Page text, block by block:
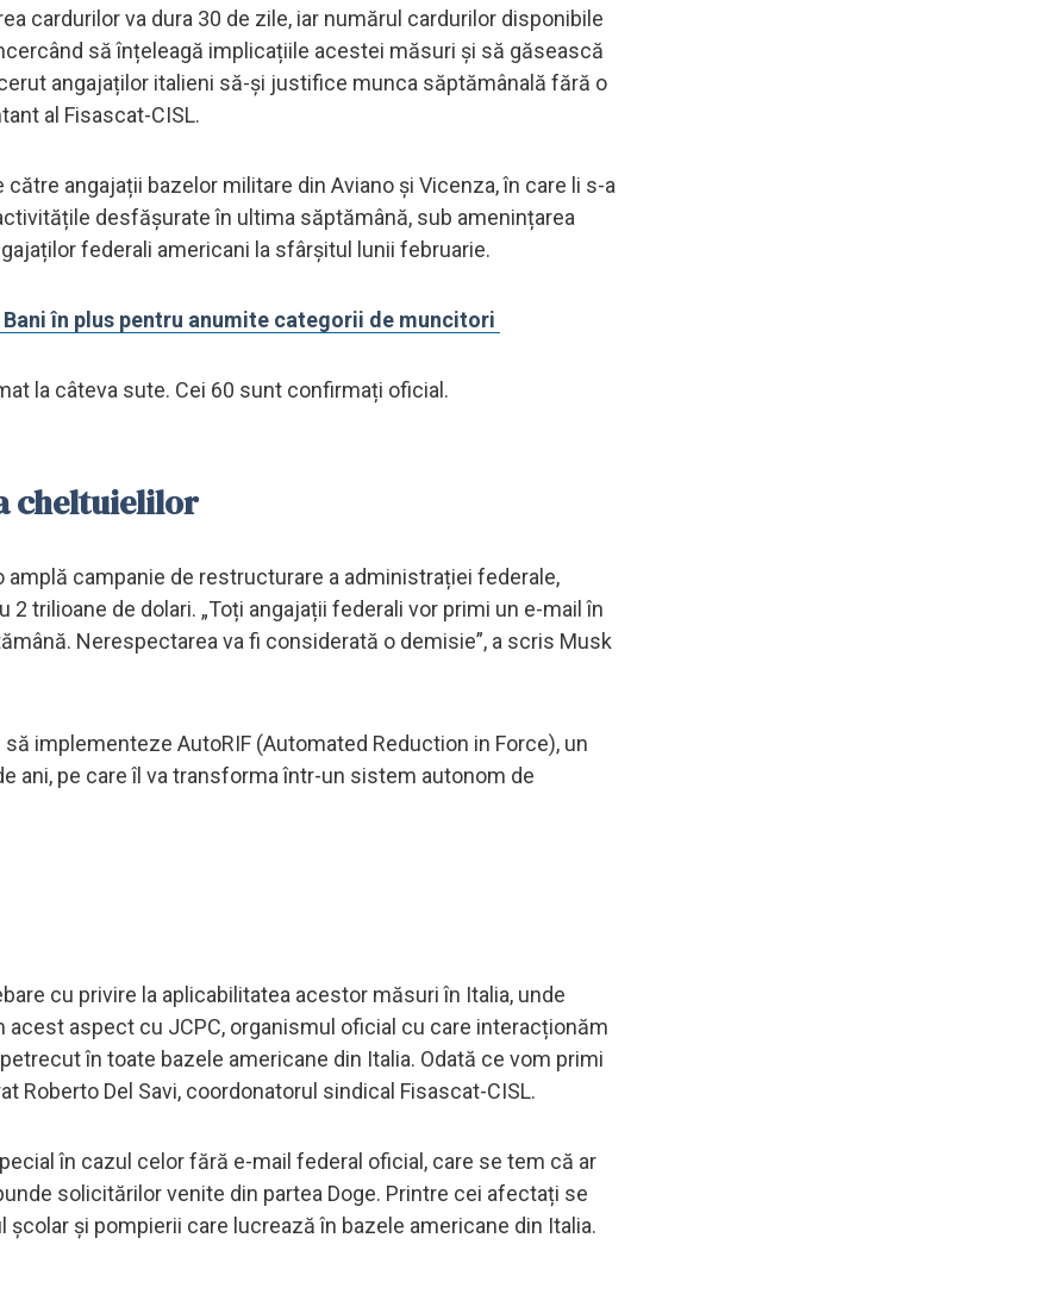
cardurilor va dura 30 de zile, iar numărul cardurilor disponibile
să înțeleagă implicațiile acestei măsuri și să găsească
angajaților italieni să-și justifice munca săptămânală fără o
al Fisascat-CISL.
angajații bazelor militare din Aviano și Vicenza, în care li s-a
desfășurate în ultima săptămână, sub amenințarea
federali americani la sfârșitul lunii februarie.
în plus pentru anumite categorii de muncitori
la câteva sute. Cei 60 sunt confirmați oficial.
cheltuielilor
campanie de restructurare a administrației federale,
trilioane de dolari. „Toți angajații federali vor primi un e-mail în
Nerespectarea va fi considerată o demisie”, a scris Musk
implementeze AutoRIF (Automated Reduction in Force), un
ani, pe care îl va transforma într-un sistem autonom de
cu privire la aplicabilitatea acestor măsuri în Italia, unde
aspect cu JCPC, organismul oficial cu care interacționăm
în toate bazele americane din Italia. Odată ce vom primi
Roberto Del Savi, coordonatorul sindical Fisascat-CISL.
în cazul celor fără e-mail federal oficial, care se tem că ar
solicitărilor venite din partea Doge. Printre cei afectați se
și pompierii care lucrează în bazele americane din Italia.